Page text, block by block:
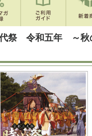
祭 令和五年 ～秋